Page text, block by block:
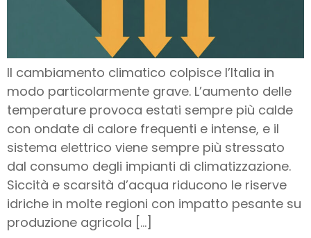
Il cambiamento climatico colpisce l’Italia in
modo particolarmente grave. L’aumento delle
temperature provoca estati sempre più calde
con ondate di calore frequenti e intense, e il
sistema elettrico viene sempre più stressato
dal consumo degli impianti di climatizzazione.
Siccità e scarsità d’acqua riducono le riserve
idriche in molte regioni con impatto pesante su
produzione agricola […]